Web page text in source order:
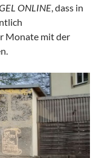
ONLINE, dass in
Monate mit der